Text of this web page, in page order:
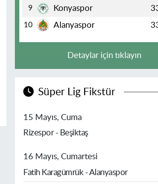
9 Konyaspor
10 Alanyaspor
Detaylar için tıklayın
Süper Lig Fikstür
15 Mayıs, Cuma
Rizespor - Beşiktaş
16 Mayıs, Cumartesi
Fatih Karagümrük - Alanyaspor